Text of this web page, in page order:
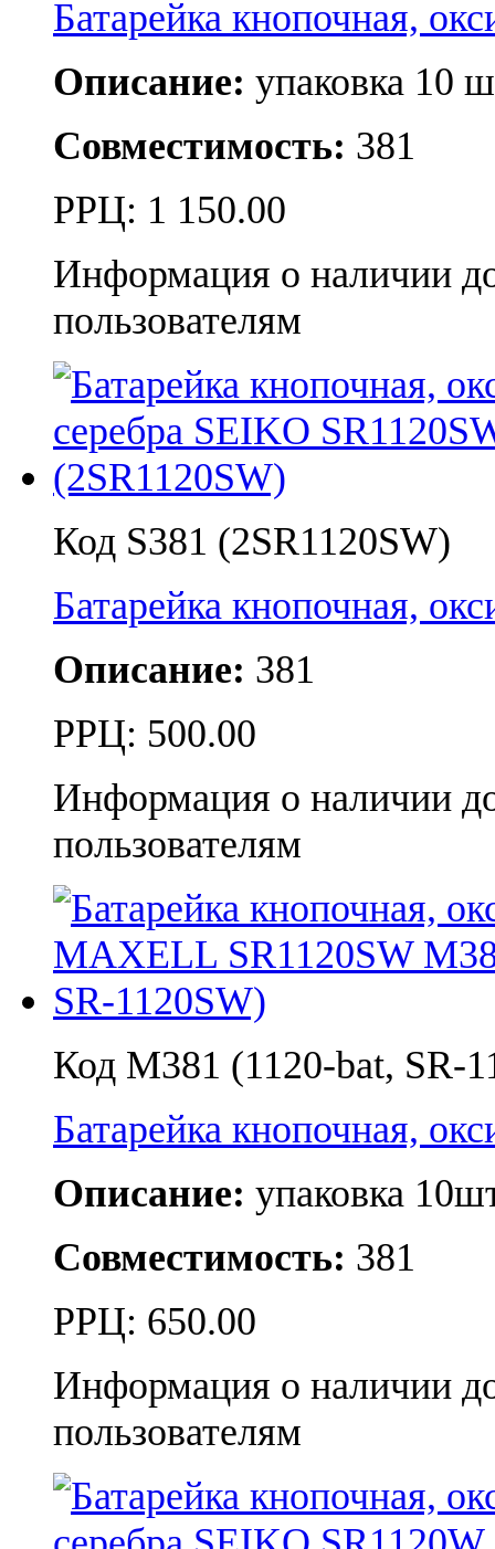
Батарейка кнопочная,
Описание: упаковка 10
Совместимость: 381
РРЦ: 1 150.00
Информация о наличии
пользователям
Код S381 (2SR1120SW)
Батарейка кнопочная,
Описание: 381
РРЦ: 500.00
Информация о наличии
пользователям
Код M381 (1120-bat, SR-
Батарейка кнопочная,
Описание: упаковка
Совместимость: 381
РРЦ: 650.00
Информация о наличии
пользователям